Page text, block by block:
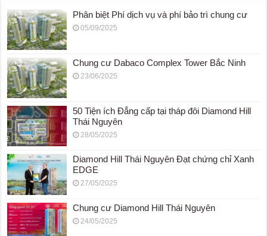
Phân biệt Phí dịch vụ và phí bảo trì chung cư
05/09/2025
Chung cư Dabaco Complex Tower Bắc Ninh
23/06/2025
50 Tiện ích Đẳng cấp tại tháp đôi Diamond Hill
Thái Nguyên
28/05/2025
Diamond Hill Thái Nguyên Đạt chứng chỉ Xanh
EDGE
27/05/2025
Chung cư Diamond Hill Thái Nguyên
24/05/2025